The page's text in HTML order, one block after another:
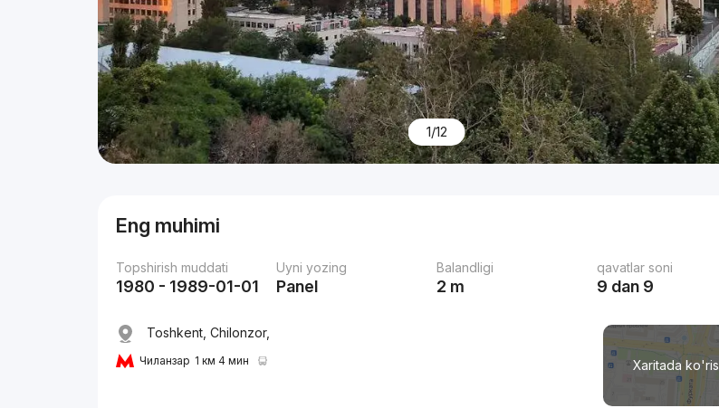
1/12
Eng muhimi
Topshirish muddati
1980 - 1989-01-01
Uyni yozing
Panel
Balandligi
2 m
qavatlar soni
9 dan 9
Xaritada
Toshkent, Chilonzor,
Чиланзар 1 км 4 мин